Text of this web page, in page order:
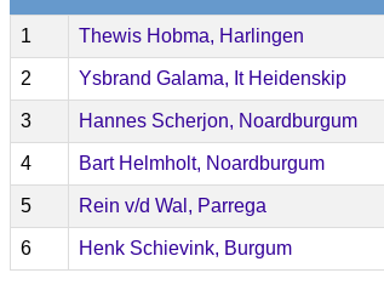
1 Thewis Hobma, Harlingen
2 Ysbrand Galama, It Heidenskip
3 Hannes Scherjon, Noardburgum
4 Bart Helmholt, Noardburgum
5 Rein v/d Wal, Parrega
6 Henk Schievink, Burgum